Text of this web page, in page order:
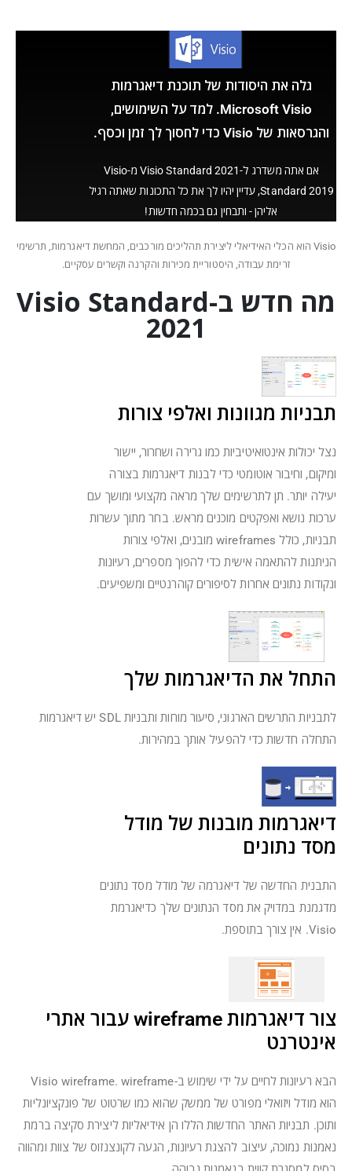
גלה את היסודות של תוכנת דיאגרמות
Microsoft Visio. למד על השימושים,
והגרסאות של Visio כדי לחסוך לך זמן וכסף.
אם אתה משדרג ל-Visio Standard 2021 מ-Visio
Standard 2019, עדיין יהיו לך את כל התכונות שאתה רגיל
אליהן - ותבחין גם בכמה חדשות!
Visio הוא הכלי האידיאלי ליצירת תהליכים מורכבים, המחשת דיאגרמות, תרשימי
זרימת עבודה, היסטוריית מכירות והקרנה וקשרים עסקיים.
מה חדש ב-Visio Standard
2021
תבניות מגוונות ואלפי צורות
נצל יכולות אינטואיטיביות כמו גרירה ושחרור, יישור
ומיקום, וחיבור אוטומטי כדי לבנות דיאגרמות בצורה
יעילה יותר. תן לתרשימים שלך מראה מקצועי ומושך עם
ערכות נושא ואפקטים מוכנים מראש. בחר מתוך עשרות
תבניות, כולל wireframes מובנים, ואלפי צורות
הניתנות להתאמה אישית כדי להפוך מספרים, רעיונות
ונקודות נתונים אחרות לסיפורים קוהרנטיים ומשפיעים.
התחל את הדיאגרמות שלך
לתבניות התרשים הארגוני, סיעור מוחות ותבניות SDL יש דיאגרמות
התחלה חדשות כדי להפעיל אותך במהירות.
דיאגרמות מובנות של מודל
מסד נתונים
התבנית החדשה של דיאגרמה של מודל מסד נתונים
מדגמנת במדויק את מסד הנתונים שלך כדיאגרמת
Visio. אין צורך בתוספת.
צור דיאגרמות wireframe עבור אתרי
אינטרנט
הבא רעיונות לחיים על ידי שימוש ב-Visio wireframe. wireframe
הוא מודל ויזואלי מפורט של ממשק שהוא כמו שרטוט של פונקציונליות
ותוכן. תבניות האתר החדשות הללו הן אידיאליות ליצירת סקיצה ברמת
נאמנות נמוכה, עיצוב להצגת רעיונות, הגעה לקונצנזוס של צוות ומהווה